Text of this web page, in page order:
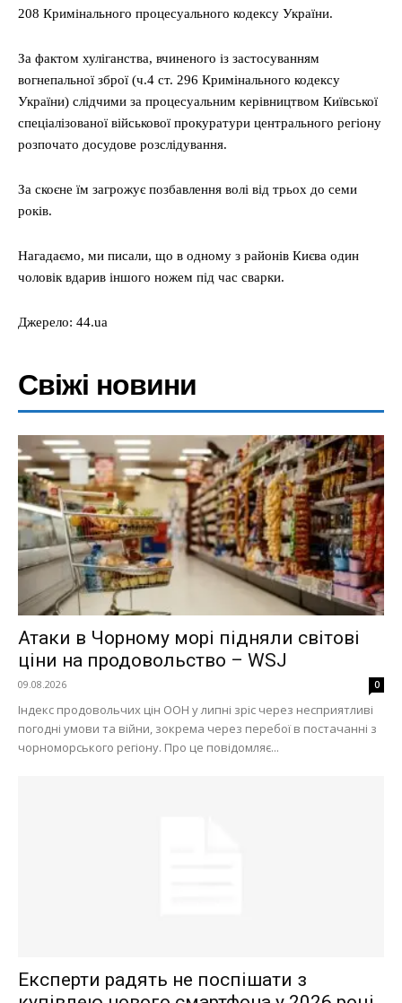
Меню
208 Кримінального процесуального кодексу України.
За фактом хуліганства, вчиненого із застосуванням
вогнепальної зброї (ч.4 ст. 296 Кримінального кодексу
України) слідчими за процесуальним керівництвом Київської
спеціалізованої військової прокуратури центрального регіону
розпочато досудове розслідування.
За скоєне їм загрожує позбавлення волі від трьох до семи
років.
Нагадаємо, ми писали, що в одному з районів Києва один
чоловік вдарив іншого ножем під час сварки.
Джерело: 44.ua
Свіжі новини
Атаки в Чорному морі підняли світові
ціни на продовольство – WSJ
09.08.2026 0
Індекс продовольчих цін ООН у липні зріс через несприятливі
погодні умови та війни, зокрема через перебої в постачанні з
чорноморського регіону. Про це повідомляє...
Експерти радять не поспішати з